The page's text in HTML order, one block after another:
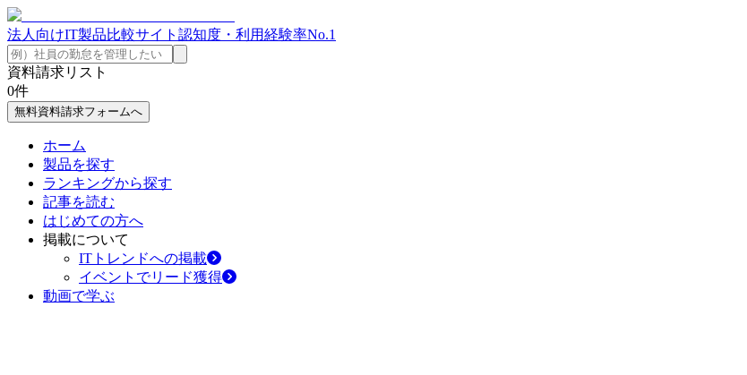
法人向けIT製品比較サイト 認知度・利用経験率No.1
資料請求リスト
0件
無料資料請求フォームへ
ホーム
製品を探す
ランキングから探す
記事を読む
はじめての方へ
掲載について
ITトレンドへの掲載
イベントでリード獲得
動画で学ぶ